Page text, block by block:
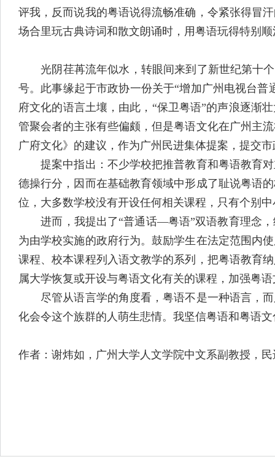
评我，反而说我的粤语说得流畅准确，令紧张得冒
场合里玩古典诗词和散文朗诵时，用粤语玩得特别
光阴荏苒流年似水，转眼间来到了新世纪第十个
号。此事缘起于市政协一份关于“增加广州电视台
府文化的语言土壤，由此，“保卫粤语”的声浪逐渐
管聚会者的主张有些偏颇，但是粤语文化在广州主
广府文化》的建议，作为广州民进集体提案，提交
提案中指出：不少学校把推普教育和粤语教育对
德操行分，因而在基础教育领域中形成了耻说粤语
位，大多数学校没有开设任何相关课程，只有个别
进而，我提出了“普通话—粤语”双语教育理念，
为由学校实施的政府行为。鼓励学生在法定范围内
课程、校本课程列入语文教学的系列，把粤语教育
属大学恢复或开设与粤语文化有关的课程，加强粤
尽管从语言学的角度看，粤语不是一种语言，而
化会令这个族群的人萌生悲情。我坚信粤语和粤语
作者：谢炜如，广州大学人文学院中文系副教授，